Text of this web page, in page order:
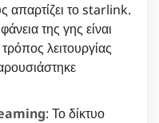
απαρτίζει το starlink.
της γης είναι
τρόπος λειτουργίας
: Το δίκτυο